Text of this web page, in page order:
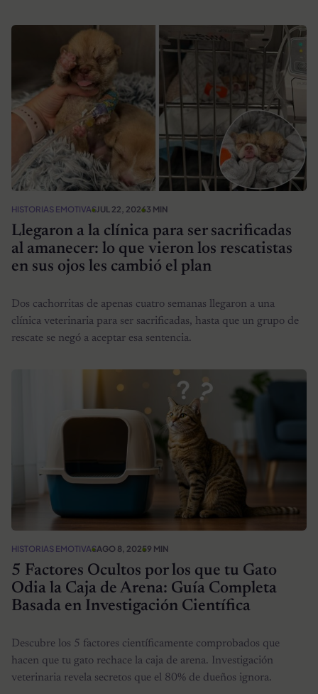
HISTORIAS EMOTIVASJUL 22, 20263 MIN
Llegaron a la clínica para ser sacrificadas
al amanecer: lo que vieron los rescatistas
en sus ojos les cambió el plan
Dos cachorritas de apenas cuatro semanas llegaron a una
clínica veterinaria para ser sacrificadas, hasta que un grupo de
rescate se negó a aceptar esa sentencia.
HISTORIAS EMOTIVASAGO 8, 20259 MIN
5 Factores Ocultos por los que tu Gato
Odia la Caja de Arena: Guía Completa
Basada en Investigación Científica
Descubre los 5 factores científicamente comprobados que
hacen que tu gato rechace la caja de arena. Investigación
veterinaria revela secretos que el 80% de dueños ignora.